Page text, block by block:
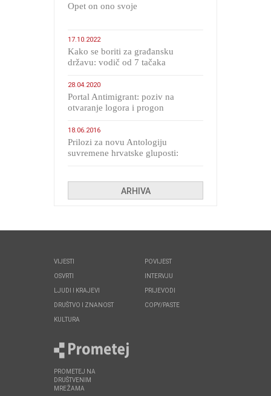
​Opet on ono svoje
17.10.2022
Kako se boriti za građansku
državu: vodič od 7 tačaka
28.04.2020
Portal Antimigrant: poziv na
otvaranje logora i progon
18.06.2016
Prilozi za novu Antologiju
suvremene hrvatske gluposti:
ARHIVA
VIJESTI
OSVRTI
LJUDI I KRAJEVI
DRUŠTVO I ZNANOST
KULTURA
POVIJEST
INTERVJU
PRIJEVODI
COPY/PASTE
PROMETEJ NA
DRUŠTVENIM
MREŽAMA